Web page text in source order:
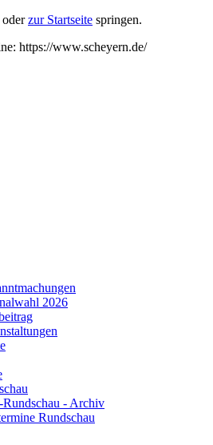
oderzur Startseite springen.
https://www.scheyern.de/
2026
Rundschau - Archiv
Rundschau